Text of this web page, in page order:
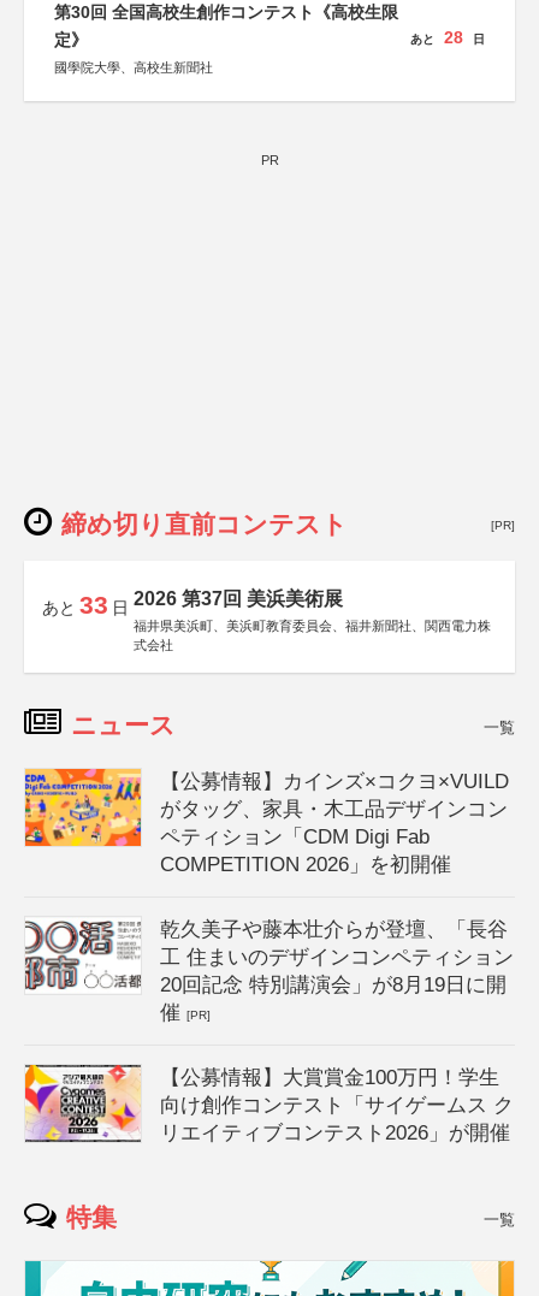
第30回 全国高校生創作コンテスト《高校生限
定》
國學院大學、高校生新聞社
あと 28 日
PR
締め切り直前コンテスト [PR]
あと 33 日 2026 第37回 美浜美術展
福井県美浜町、美浜町教育委員会、福井新聞社、関西電力株
式会社
ニュース 一覧
【公募情報】カインズ×コクヨ×VUILD
がタッグ、家具・木工品デザインコン
ペティション「CDM Digi Fab
COMPETITION 2026」を初開催
乾久美子や藤本壮介らが登壇、「長谷
工 住まいのデザインコンペティション
20回記念 特別講演会」が8月19日に開
催[PR]
【公募情報】大賞賞金100万円！学生
向け創作コンテスト「サイゲームス ク
リエイティブコンテスト2026」が開催
特集 一覧